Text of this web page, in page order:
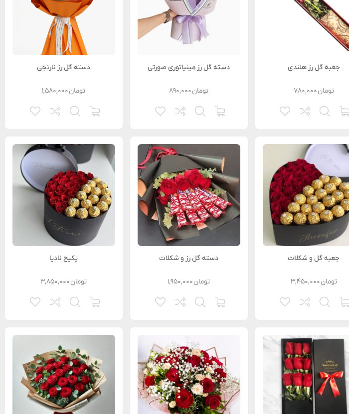
جعبه گل رز هلندی
۷۸۰,۰۰۰تومان
دسته گل رز مینیاتوری صورتی
۸۹۰,۰۰۰تومان
دسته گل رز نارنجی
۱,۵۸۰,۰۰۰تومان
جعبه گل و شکلات
۳,۴۵۰,۰۰۰تومان
دسته گل رز و شکلات
۱,۹۵۰,۰۰۰تومان
پکیج نادیا
۳,۸۵۰,۰۰۰تومان